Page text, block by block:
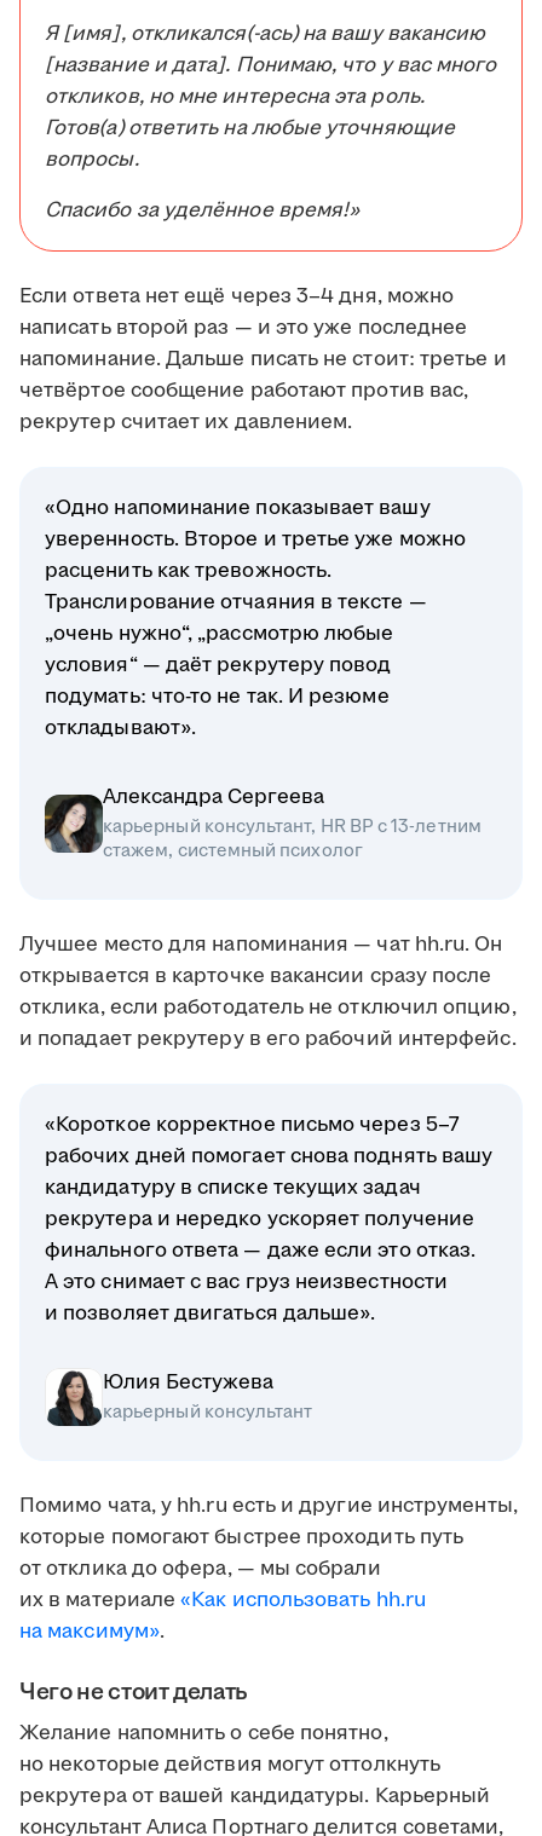
Я [имя], откликался(-ась) на вашу вакансию
[название и дата]. Понимаю, что у вас много
откликов, но мне интересна эта роль.
Готов(а) ответить на любые уточняющие
вопросы.
Спасибо за уделённое время!»
Если ответа нет ещё через 3–4 дня, можно
написать второй раз — и это уже последнее
напоминание. Дальше писать не стоит: третье и
четвёртое сообщение работают против вас,
рекрутер считает их давлением.
«Одно напоминание показывает вашу
уверенность. Второе и третье уже можно
расценить как тревожность.
Транслирование отчаяния в тексте —
„очень нужно“, „рассмотрю любые
условия“ — даёт рекрутеру повод
подумать: что-то не так. И резюме
откладывают».
Александра Сергеева
карьерный консультант, HR BP с 13-летним
стажем, системный психолог
Лучшее место для напоминания — чат hh.ru. Он
открывается в карточке вакансии сразу после
отклика, если работодатель не отключил опцию,
и попадает рекрутеру в его рабочий интерфейс.
«Короткое корректное письмо через 5–7
рабочих дней помогает снова поднять вашу
кандидатуру в списке текущих задач
рекрутера и нередко ускоряет получение
финального ответа — даже если это отказ.
А это снимает с вас груз неизвестности
и позволяет двигаться дальше».
Юлия Бестужева
карьерный консультант
Помимо чата, у hh.ru есть и другие инструменты,
которые помогают быстрее проходить путь
от отклика до офера, — мы собрали
их в материале«Как использовать hh.ru
на максимум».
Чего не стоит делать
Желание напомнить о себе понятно,
но некоторые действия могут оттолкнуть
рекрутера от вашей кандидатуры. Карьерный
консультант Алиса Портнаго делится советами,